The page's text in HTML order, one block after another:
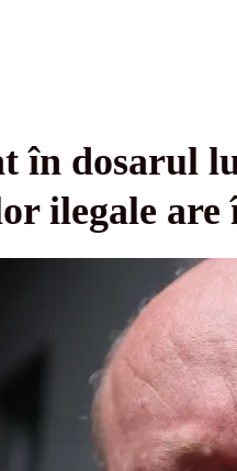
în dosarul
ilegale